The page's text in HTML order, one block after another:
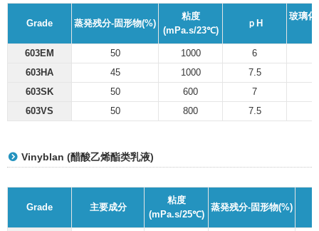
Grade 蒸発残分-固形物(%)
粘度
(mPa.s/23℃)
ｐH
玻璃
603EM 50 1000
6
603HA
45 1000
7.5
603SK
50 600
7
603VS
50 800 7.5
Vinyblan (醋酸乙烯酯类乳液)
Grade 主要成分
粘度
(mPa.s/25℃)
蒸発残分-固形物(%)